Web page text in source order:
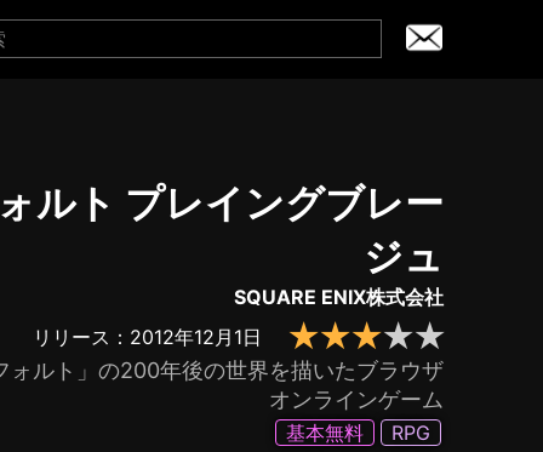
ルト プレイングブレー
ジュ
SQUARE ENIX株式会社
★★★★★
リリース：2012年12月1日
ォルト」の200年後の世界を描いたブラウザ
オンラインゲーム
基本無料
RPG